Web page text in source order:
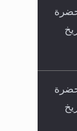
حضرة
حضرة